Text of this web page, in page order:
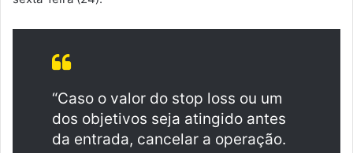
“Caso o valor do stop loss ou um
dos objetivos seja atingido antes
da entrada, cancelar a operação.